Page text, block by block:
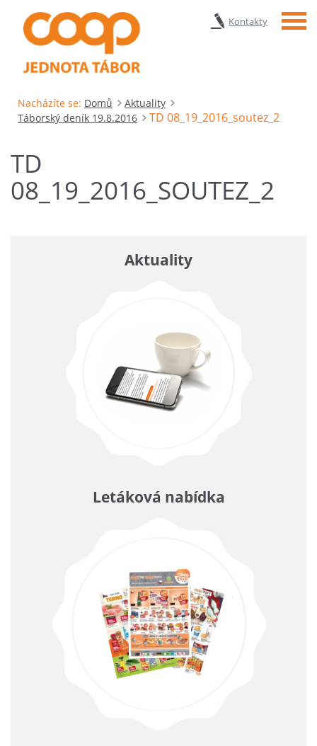
Kontakty Menu
Nacházíte se: Domů
Aktuality
Táborský deník 19.8.2016
TD 08_19_2016_soutez_2
TD
08_19_2016_SOUTEZ_2
Aktuality
Letáková nabídka